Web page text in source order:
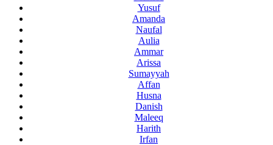
Yusuf
Amanda
Naufal
Aulia
Ammar
Arissa
Sumayyah
Affan
Husna
Danish
Maleeq
Harith
Irfan